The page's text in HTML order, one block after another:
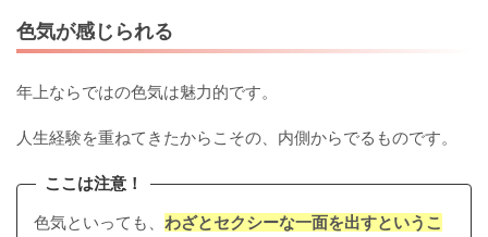
色気が感じられる
年上ならではの色気は魅力的です。
人生経験を重ねてきたからこその、内側からでるものです。
ここは注意！
色気といっても、 わざとセクシーな一面を出すというこ